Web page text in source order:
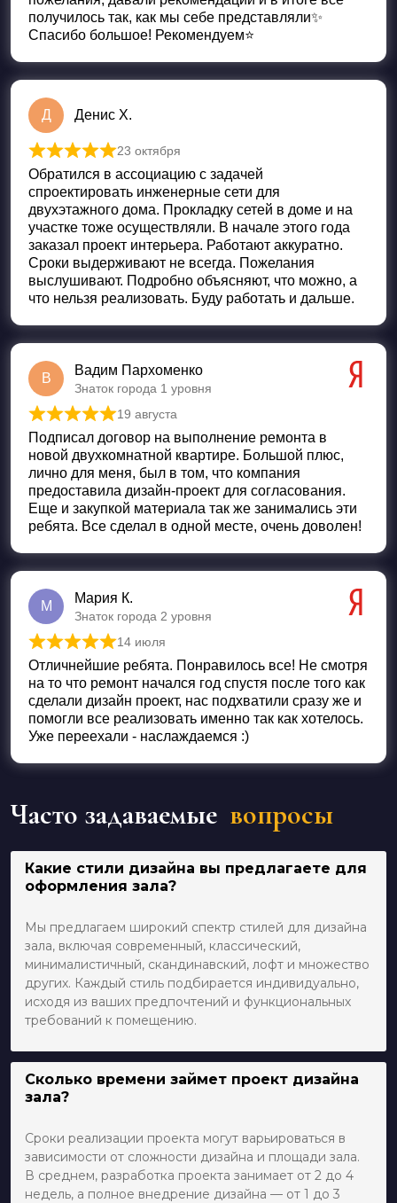
получилось так, как мы себе представляли✨
Спасибо большое! Рекомендуем⭐️
Д Денис Х.
Оценка5 из 5
23 октября
Обратился в ассоциацию с задачей
спроектировать инженерные сети для
двухэтажного дома. Прокладку сетей в доме и на
участке тоже осуществляли. В начале этого года
заказал проект интерьера. Работают аккуратно.
Сроки выдерживают не всегда. Пожелания
выслушивают. Подробно объясняют, что можно, а
что нельзя реализовать. Буду работать и дальше.
В
Вадим Пархоменко
Знаток города 1 уровня
Оценка5 из 5
19 августа
Подписал договор на выполнение ремонта в
новой двухкомнатной квартире. Большой плюс,
лично для меня, был в том, что компания
предоставила дизайн-проект для согласования.
Еще и закупкой материала так же занимались эти
ребята. Все сделал в одной месте, очень доволен!
М
Мария К.
Знаток города 2 уровня
Оценка 5 из 5
14 июля
Отличнейшие ребята. Понравилось все! Не смотря
на то что ремонт начался год спустя после того как
сделали дизайн проект, нас подхватили сразу же и
помогли все реализовать именно так как хотелось.
Уже переехали - наслаждаемся :)
Часто задаваемые вопросы
Какие стили дизайна вы предлагаете для
оформления зала?
Мы предлагаем широкий спектр стилей для дизайна
зала, включая современный, классический,
минималистичный, скандинавский, лофт и множество
других. Каждый стиль подбирается индивидуально,
исходя из ваших предпочтений и функциональных
требований к помещению.
Сколько времени займет проект дизайна
зала?
Сроки реализации проекта могут варьироваться в
зависимости от сложности дизайна и площади зала.
В среднем, разработка проекта занимает от 2 до 4
недель, а полное внедрение дизайна — от 1 до 3